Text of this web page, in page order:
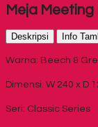
Meja
Deskripsi Info
Warna: Beech &
Dimensi: W 240 x D
Seri: Classic Series